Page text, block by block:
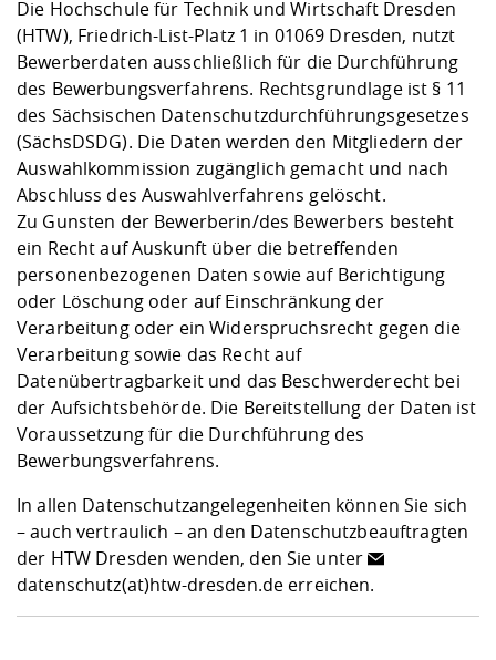
Die Hochschule für Technik und Wirtschaft Dresden
(HTW), Friedrich-List-Platz 1 in 01069 Dresden, nutzt
Bewerberdaten ausschließlich für die Durchführung
des Bewerbungsverfahrens. Rechtsgrundlage ist § 11
des Sächsischen Datenschutzdurchführungsgesetzes
(SächsDSDG). Die Daten werden den Mitgliedern der
Auswahlkommission zugänglich gemacht und nach
Abschluss des Auswahlverfahrens gelöscht.
Zu Gunsten der Bewerberin/des Bewerbers besteht
ein Recht auf Auskunft über die betreffenden
personenbezogenen Daten sowie auf Berichtigung
oder Löschung oder auf Einschränkung der
Verarbeitung oder ein Widerspruchsrecht gegen die
Verarbeitung sowie das Recht auf
Datenübertragbarkeit und das Beschwerderecht bei
der Aufsichtsbehörde. Die Bereitstellung der Daten ist
Voraussetzung für die Durchführung des
Bewerbungsverfahrens.
In allen Datenschutzangelegenheiten können Sie sich
– auch vertraulich – an den Datenschutzbeauftragten
der HTW Dresden wenden, den Sie unter
datenschutz(at)htw-dresden.de erreichen.